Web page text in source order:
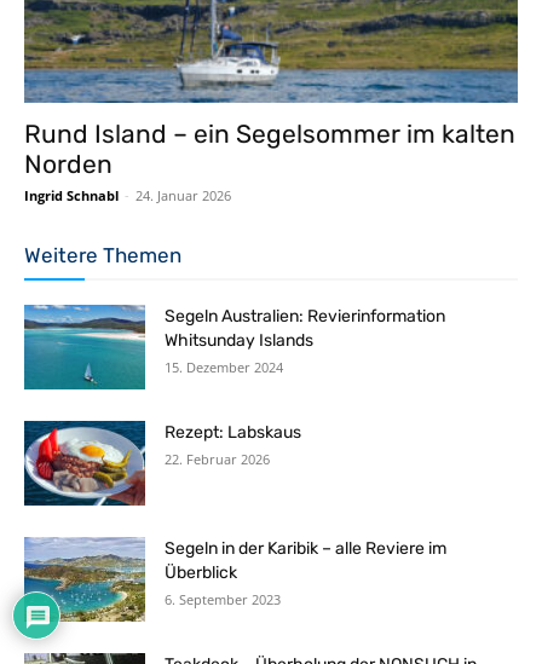
Rund Island – ein Segelsommer im kalten
Norden
Ingrid Schnabl - 24. Januar 2026
Weitere Themen
Segeln Australien: Revierinformation
Whitsunday Islands
15. Dezember 2024
Rezept: Labskaus
22. Februar 2026
Segeln in der Karibik – alle Reviere im
Überblick
6. September 2023